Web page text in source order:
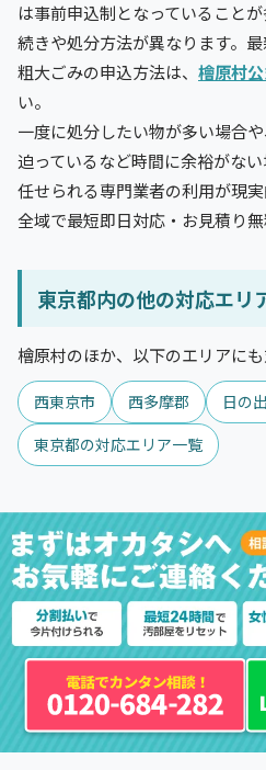
は事前申込制となっていること
続きや処分方法が異なります。
粗大ごみの申込方法は、 檜原村
い。
一度に処分したい物が多い場合
迫っているなど時間に余裕がな
任せられる専門業者の利用が現
全域で最短即日対応・お見積り無
東京都内の他の対応エリ
檜原村のほか、以下のエリアにも
西東京市 西多摩郡 日の
東京都の対応エリア一覧